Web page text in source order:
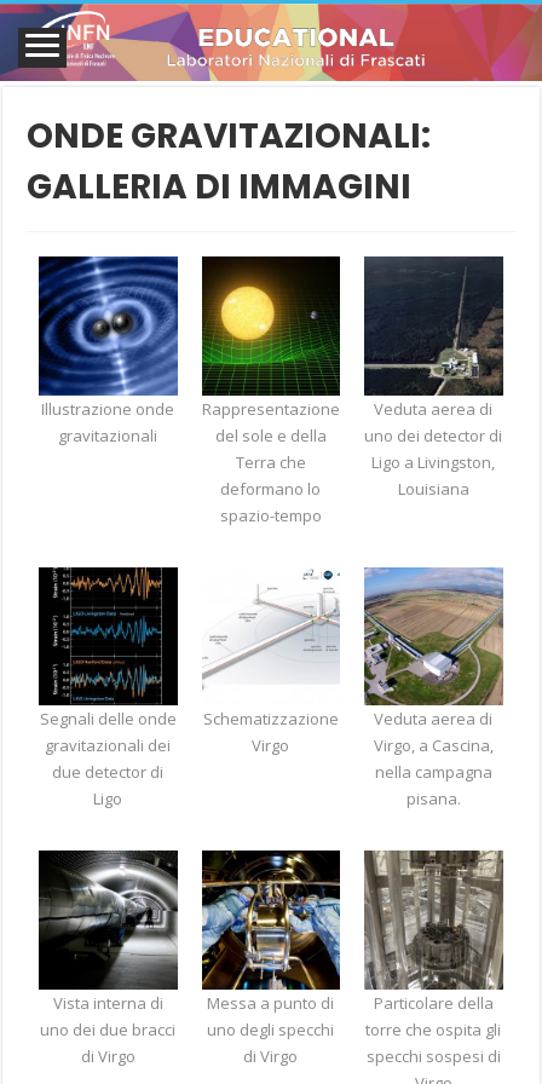
ONDE GRAVITAZIONALI:
GALLERIA DI IMMAGINI
Illustrazione onde
gravitazionali
Rappresentazione
del sole e della
Terra che
deformano lo
spazio-tempo
Veduta aerea di
uno dei detector di
Ligo a Livingston,
Louisiana
Segnali delle onde
gravitazionali dei
due detector di
Ligo
Schematizzazione
Virgo
Veduta aerea di
Virgo, a Cascina,
nella campagna
pisana.
Vista interna di
uno dei due bracci
di Virgo
Messa a punto di
uno degli specchi
di Virgo
Particolare della
torre che ospita gli
specchi sospesi di